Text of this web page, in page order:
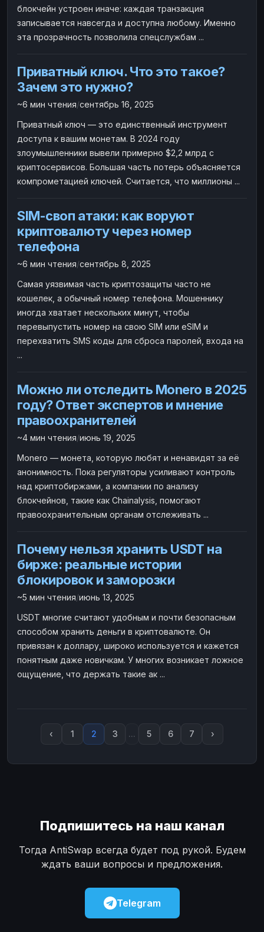
блокчейн устроен иначе: каждая транзакция
записывается навсегда и доступна любому. Именно
эта прозрачность позволила спецслужбам ...
Приватный ключ. Что это такое?
Зачем это нужно?
~6 мин чтения/сентябрь 16, 2025
Приватный ключ — это единственный инструмент
доступа к вашим монетам. В 2024 году
злоумышленники вывели примерно $2,2 млрд с
криптосервисов. Большая часть потерь объясняется
компрометацией ключей. Считается, что миллионы ...
SIM-своп атаки: как воруют
криптовалюту через номер
телефона
~6 мин чтения/сентябрь 8, 2025
Самая уязвимая часть криптозащиты часто не
кошелек, а обычный номер телефона. Мошеннику
иногда хватает нескольких минут, чтобы
перевыпустить номер на свою SIM или eSIM и
перехватить SMS коды для сброса паролей, входа на
...
Можно ли отследить Monero в 2025
году? Ответ экспертов и мнение
правоохранителей
~4 мин чтения/июнь 19, 2025
Monero — монета, которую любят и ненавидят за её
анонимность. Пока регуляторы усиливают контроль
над криптобиржами, а компании по анализу
блокчейнов, такие как Chainalysis, помогают
правоохранительным органам отслеживать ...
Почему нельзя хранить USDT на
бирже: реальные истории
блокировок и заморозки
~5 мин чтения/июнь 13, 2025
USDT многие считают удобным и почти безопасным
способом хранить деньги в криптовалюте. Он
привязан к доллару, широко используется и кажется
понятным даже новичкам. У многих возникает ложное
ощущение, что держать такие ак ...
‹ 1 2 3 ... 5 6 7 ›
Подпишитесь на наш канал
Тогда AntiSwap всегда будет под рукой. Будем
ждать ваши вопросы и предложения.
Telegram